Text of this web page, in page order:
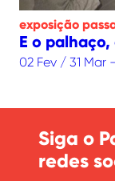
exposição
E o
02 Fev / 31 Mar
Siga o
redes